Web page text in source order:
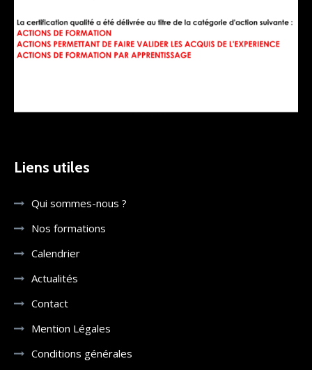
Liens utiles
Qui sommes-nous ?
Nos formations
Calendrier
Actualités
Contact
Mention Légales
Conditions générales